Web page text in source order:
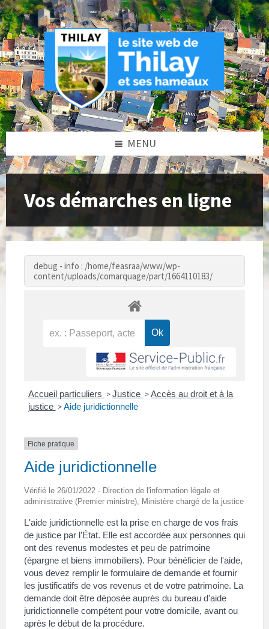
Skip
to
content
Skip
to
left
sidebar
Skip
to
footer
MENU
Vos démarches en ligne
debug - info : /home/feasraa/www/wp-
content/uploads/comarquage/part/1664110183/
Accueil particuliers > Justice > Accès au droit et à la
justice > Aide juridictionnelle
Fiche pratique
Aide juridictionnelle
Vérifié le 26/01/2022 - Direction de l'information légale et
administrative (Premier ministre), Ministère chargé de la justice
L'aide juridictionnelle est la prise en charge de vos frais
de justice par l’État. Elle est accordée aux personnes qui
ont des revenus modestes et peu de patrimoine
(épargne et biens immobiliers). Pour bénéficier de l'aide,
vous devez remplir le formulaire de demande et fournir
les justificatifs de vos revenus et de votre patrimoine. La
demande doit être déposée auprès du bureau d'aide
juridictionnelle compétent pour votre domicile, avant ou
après le début de la procédure.